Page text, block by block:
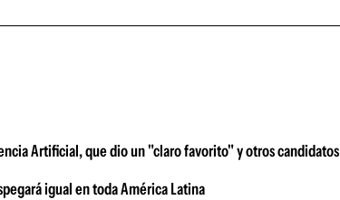
Artificial, que dio un "claro favorito" y otros candidatos
igual en toda América Latina